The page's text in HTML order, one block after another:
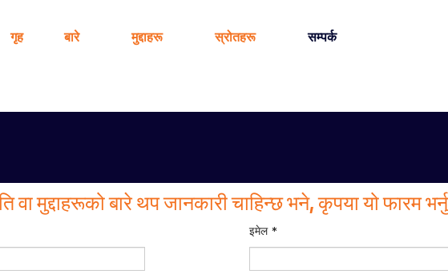
गृह बारे मुद्दाहरू स्रोतहरू सम्पर्क
वा मुद्दाहरूको बारे थप जानकारी चाहिन्छ भने, कृपया यो फारम
इमेल *